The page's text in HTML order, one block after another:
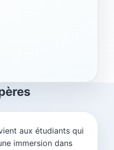
aux étudiants qui
immersion dans